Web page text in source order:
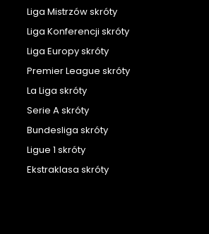
Liga Mistrzów skróty
Liga Konferencji skróty
Liga Europy skróty
Premier League skróty
La Liga skróty
Serie A skróty
Bundesliga skróty
Ligue 1 skróty
Ekstraklasa skróty